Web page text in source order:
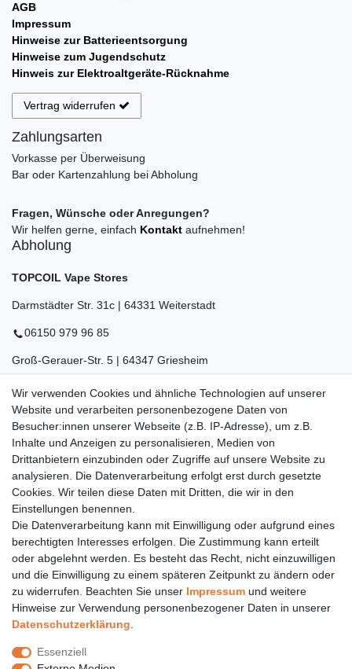
AGB
Impressum
Hinweise zur Batterieentsorgung
Hinweise zum Jugendschutz
Hinweis zur Elektroaltgeräte-Rücknahme
Vertrag widerrufen
Zahlungsarten
Vorkasse per Überweisung
Bar oder Kartenzahlung bei Abholung
Fragen, Wünsche oder Anregungen?
Wir helfen gerne, einfach Kontakt aufnehmen!
Abholung
TOPCOIL Vape Stores
Darmstädter Str. 31c | 64331 Weiterstadt
06150 979 96 85
Groß-Gerauer-Str. 5 | 64347 Griesheim
06155 834 88 58
Eberstädter Str. 21 | 64319 Pfungstadt
06157 984 88 55
Öffnungszeiten finden Sie hier: www.topcoil.de
E-MAIL **
Newsletter
Honig
Hiermit bestätige ich, dass ich dieDaten­schutz­erklärunggelesen habe.
Meine Einwilligung kann ich jederzeit widerrufen.**
Abonnieren
Versand
Versandinformation
Wir verwenden Cookies und ähnliche Technologien auf unserer
Website und verarbeiten personenbezogene Daten von
Besucher:innen unserer Webseite (z.B. IP-Adresse), um z.B.
Inhalte und Anzeigen zu personalisieren, Medien von
Drittanbietern einzubinden oder Zugriffe auf unsere Website zu
analysieren. Die Datenverarbeitung erfolgt erst durch gesetzte
Cookies. Wir teilen diese Daten mit Dritten, die wir in den
Einstellungen benennen.
Die Datenverarbeitung kann mit Einwilligung oder aufgrund eines
berechtigten Interesses erfolgen. Die Zustimmung kann erteilt
oder abgelehnt werden. Es besteht das Recht, nicht einzuwilligen
und die Einwilligung zu einem späteren Zeitpunkt zu ändern oder
zu widerrufen. Beachten Sie unser Impressum und weitere
Hinweise zur Verwendung personenbezogener Daten in unserer
Daten­schutz­erklärung
Essenziell